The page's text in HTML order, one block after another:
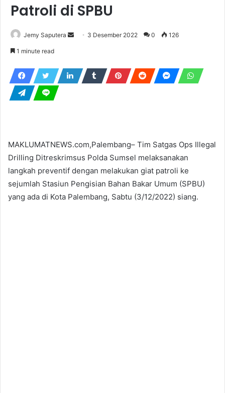
Patroli di SPBU
Jemy Saputera
Send 3 Desember 2022 0 126
1 minute read
MAKLUMATNEWS.com,Palembang– Tim Satgas Ops Illegal
Drilling Ditreskrimsus Polda Sumsel melaksanakan
langkah preventif dengan melakukan giat patroli ke
sejumlah Stasiun Pengisian Bahan Bakar Umum (SPBU)
yang ada di Kota Palembang, Sabtu (3/12/2022) siang.